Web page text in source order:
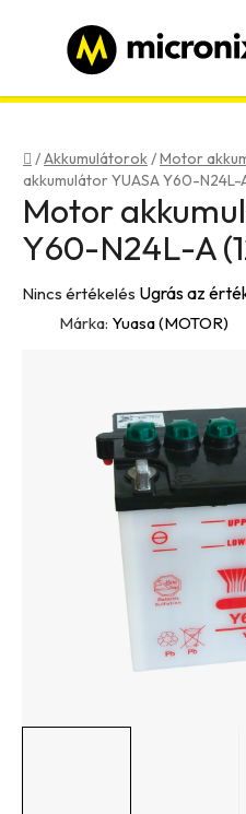
tartalomhoz
Kezdőlap
/Akkumulátorok/Motor
akkumulátor YUASA Y60-N24L-
Motor
Y60-N24L-A
A
termék
Nincs értékelés Ugrás az
Márka: Yuasa (MOTOR)